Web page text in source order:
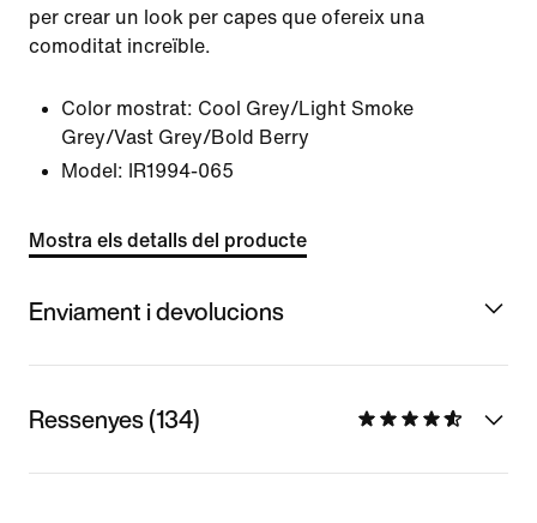
per crear un look per capes que ofereix una
comoditat increïble.
Color mostrat: Cool Grey/Light Smoke
Grey/Vast Grey/Bold Berry
Model:
IR1994-065
Mostra els detalls del producte
Enviament i devolucions
Ressenyes (134)